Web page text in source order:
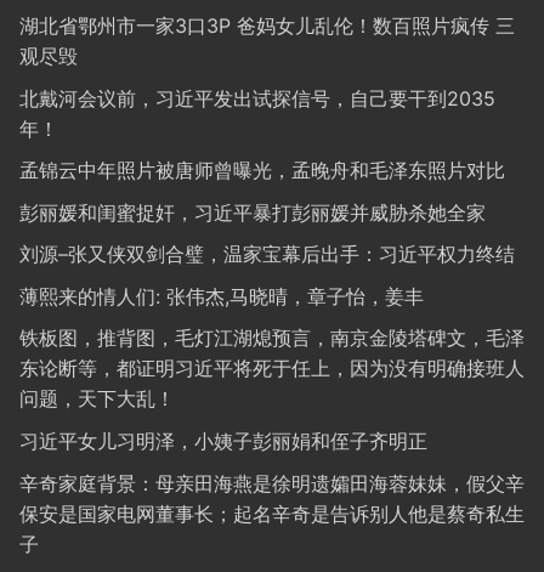
湖北省鄂州市一家3口3P 爸妈女儿乱伦！数百照片疯传 三
观尽毁
北戴河会议前，习近平发出试探信号，自己要干到2035
年！
孟锦云中年照片被唐师曾曝光，孟晚舟和毛泽东照片对比
彭丽媛和闺蜜捉奸，习近平暴打彭丽媛并威胁杀她全家
刘源–张又侠双剑合璧，温家宝幕后出手：习近平权力终结
薄熙来的情人们: 张伟杰,马晓晴，章子怡，姜丰
铁板图，推背图，毛灯江湖熄预言，南京金陵塔碑文，毛泽
东论断等，都证明习近平将死于任上，因为没有明确接班人
问题，天下大乱！
习近平女儿习明泽，小姨子彭丽娟和侄子齐明正
辛奇家庭背景：母亲田海燕是徐明遗孀田海蓉妹妹，假父辛
保安是国家电网董事长；起名辛奇是告诉别人他是蔡奇私生
子